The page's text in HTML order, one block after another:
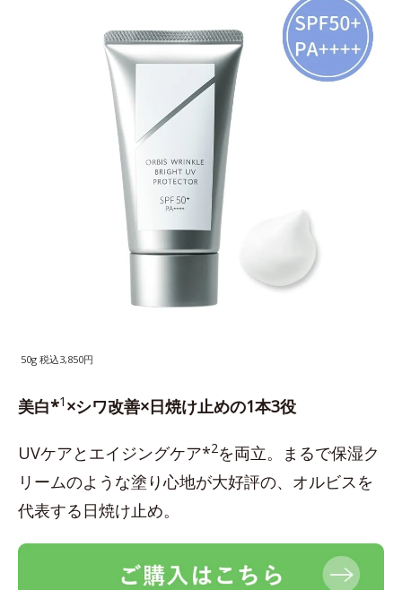
50g 税込3,850円
美白*1 ×シワ改善×日焼け止めの1本3役
UVケアとエイジングケア*2を両立。まるで保湿ク
リームのような塗り心地が大好評の、オルビスを
代表する日焼け止め。